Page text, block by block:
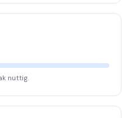
nuttig.